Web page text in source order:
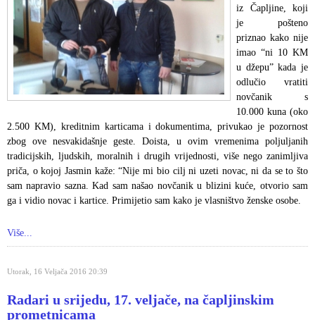
iz Čapljine, koji
je pošteno
priznao kako nije
imao “ni 10 KM
u džepu” kada je
odlučio vratiti
novčanik s
10.000 kuna (oko
2.500 KM), kreditnim karticama i dokumentima, privukao je pozornost
zbog ove nesvakidašnje geste. Doista, u ovim vremenima poljuljanih
tradicijskih, ljudskih, moralnih i drugih vrijednosti, više nego zanimljiva
priča, o kojoj Jasmin kaže: “Nije mi bio cilj ni uzeti novac, ni da se to što
sam napravio sazna. Kad sam našao novčanik u blizini kuće, otvorio sam
ga i vidio novac i kartice. Primijetio sam kako je vlasništvo ženske osobe.
Više...
Utorak, 16 Veljača 2016 20:39
Radari u srijedu, 17. veljače, na čapljinskim
prometnicama